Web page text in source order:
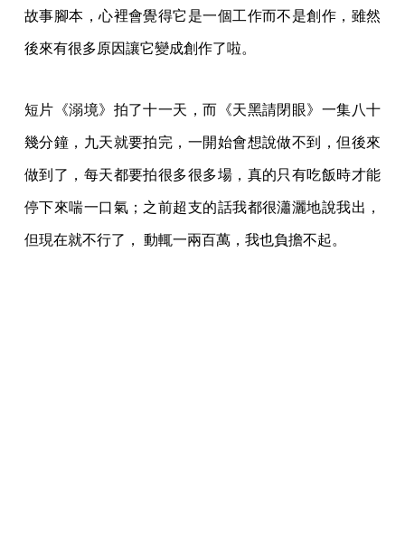
故事腳本，心裡會覺得它是一個工作而不是創作，雖然
後來有很多原因讓它變成創作了啦。
短片《溺境》拍了十一天，而《天黑請閉眼》一集八十
幾分鐘，九天就要拍完，一開始會想說做不到，但後來
做到了，每天都要拍很多很多場，真的只有吃飯時才能
停下來喘一口氣；之前超支的話我都很瀟灑地說我出，
但現在就不行了， 動輒一兩百萬，我也負擔不起。